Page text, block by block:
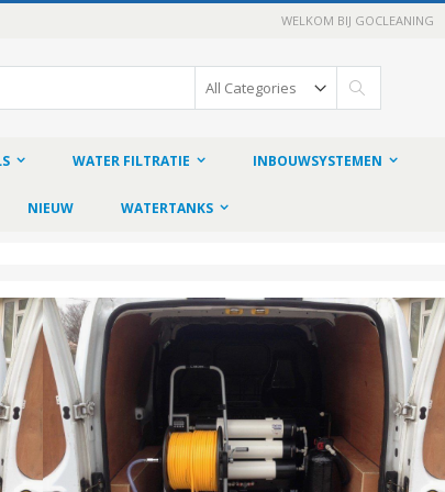
WELKOM BIJ GOCLEANING
WATER FILTRATIE INBOUWSYSTEMEN
NIEUW WATERTANKS